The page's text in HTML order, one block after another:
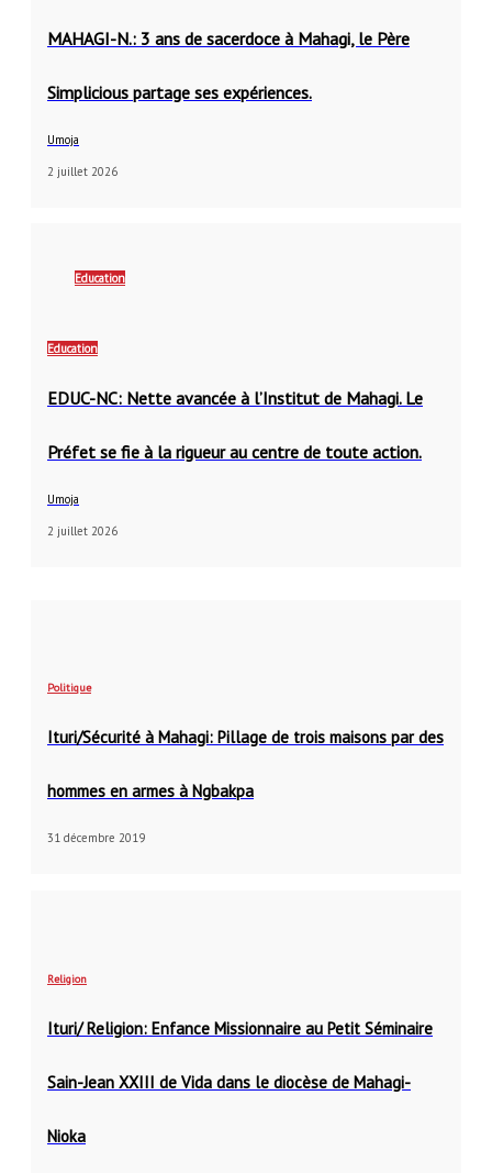
MAHAGI-N.: 3 ans de sacerdoce à Mahagi, le Père
Simplicious partage ses expériences.
Umoja
2 juillet 2026
Education
Education
EDUC-NC: Nette avancée à l’Institut de Mahagi. Le
Préfet se fie à la rigueur au centre de toute action.
Umoja
2 juillet 2026
Politique
Ituri/Sécurité à Mahagi: Pillage de trois maisons par des
hommes en armes à Ngbakpa
31 décembre 2019
Religion
Ituri/ Religion: Enfance Missionnaire au Petit Séminaire
Sain-Jean XXIII de Vida dans le diocèse de Mahagi-
Nioka